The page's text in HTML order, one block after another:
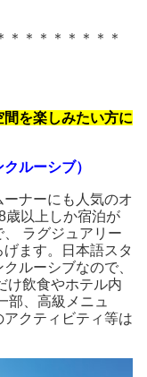
＊＊＊＊＊＊＊＊
を楽しみたい方に
ルーシブ）
ナーにも人気のオ
歳以上しか宿泊が
、 ラグジュアリー
ます。日本語スタ
ルーシブなので、
け飲食やホテル内
、高級メニュ
クティビティ等は